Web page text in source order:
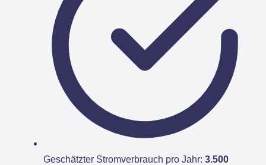
Geschätzter Stromverbrauch pro Jahr: 3.500